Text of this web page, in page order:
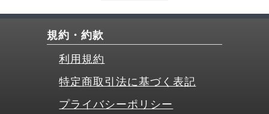
規約・約款
利用規約
特定商取引法に基づく表記
プライバシーポリシー